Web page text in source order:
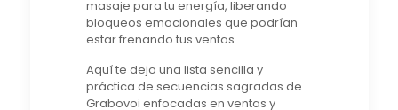
masaje para tu energía, liberando
bloqueos emocionales que podrían
estar frenando tus ventas.
Aquí te dejo una lista sencilla y
práctica de secuencias sagradas de
Grabovoi enfocadas en ventas y